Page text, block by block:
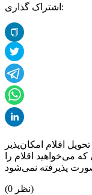
اشتراک گذاری:
اقلام امکان‌پذیر
می‌خواهید اقلام را
(0 نظر)